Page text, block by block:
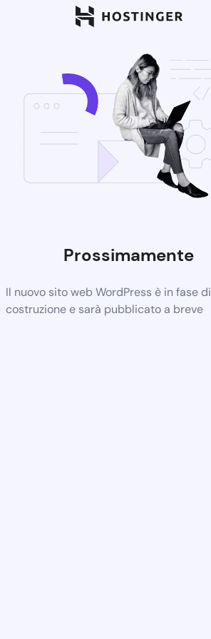
Prossimamente
Il nuovo sito web WordPress è in fase di
costruzione e sarà pubblicato a breve